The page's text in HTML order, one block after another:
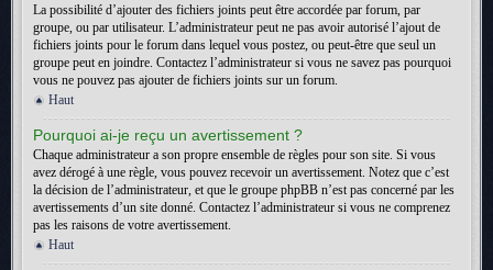
La possibilité d’ajouter des fichiers joints peut être accordée par forum, par
groupe, ou par utilisateur. L’administrateur peut ne pas avoir autorisé l’ajout de
fichiers joints pour le forum dans lequel vous postez, ou peut-être que seul un
groupe peut en joindre. Contactez l’administrateur si vous ne savez pas pourquoi
vous ne pouvez pas ajouter de fichiers joints sur un forum.
Haut
Pourquoi ai-je reçu un avertissement ?
Chaque administrateur a son propre ensemble de règles pour son site. Si vous
avez dérogé à une règle, vous pouvez recevoir un avertissement. Notez que c’est
la décision de l’administrateur, et que le groupe phpBB n’est pas concerné par les
avertissements d’un site donné. Contactez l’administrateur si vous ne comprenez
pas les raisons de votre avertissement.
Haut